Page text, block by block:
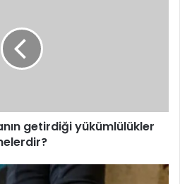
getirdiği yükümlülükler